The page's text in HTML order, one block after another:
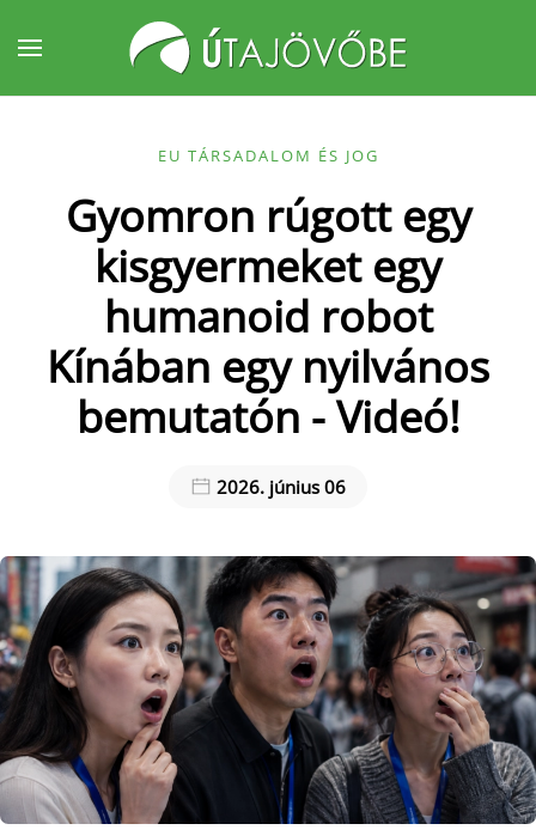
Fő tartalom átugrása
EU TÁRSADALOM ÉS JOG
Gyomron rúgott egy
kisgyermeket egy
humanoid robot
Kínában egy nyilvános
bemutatón - Videó!
2026. június 06